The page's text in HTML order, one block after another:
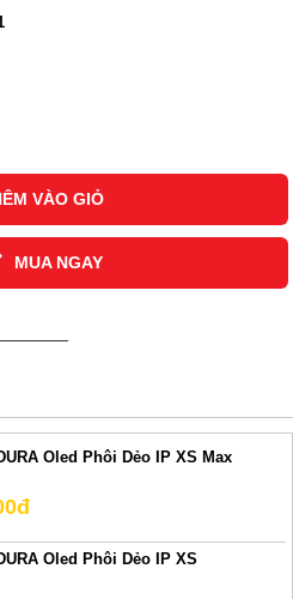
VÀO GIỎ
MUA NGAY
Oled Phôi Dẻo IP XS Max
Oled Phôi Dẻo IP XS